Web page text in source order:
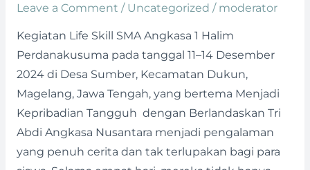
Leave a Comment / Uncategorized / moderator
Kegiatan Life Skill SMA Angkasa 1 Halim
Perdanakusuma pada tanggal 11–14 Desember
2024 di Desa Sumber, Kecamatan Dukun,
Magelang, Jawa Tengah, yang bertema Menjadi
Kepribadian Tangguh dengan Berlandaskan Tri
Abdi Angkasa Nusantara menjadi pengalaman
yang penuh cerita dan tak terlupakan bagi para
Melalui
Program
Life
Skill